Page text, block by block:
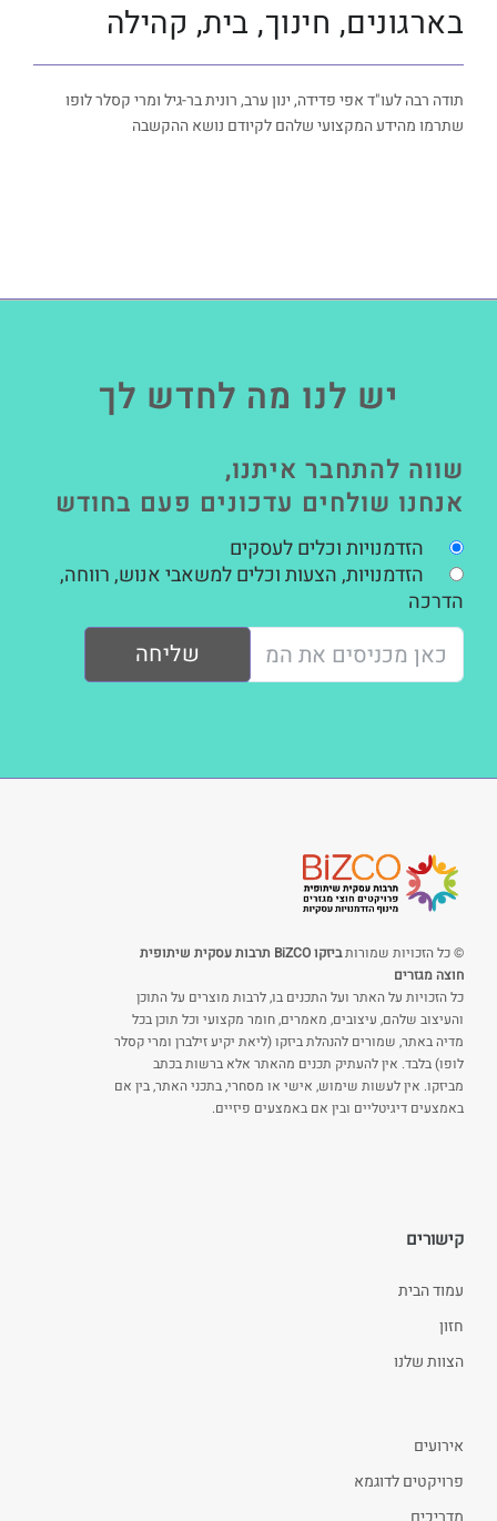
בארגונים, חינוך, בית, קהילה
תודה רבה לעו"ד אפי פדידה, ינון ערב, רונית בר-גיל ומרי קסלר לופו
שתרמו מהידע המקצועי שלהם לקיודם נושא ההקשבה
יש לנו מה לחדש לך
שווה להתחבר איתנו,
אנחנו שולחים עדכונים פעם בחודש
הזדמנויות וכלים לעסקים
הזדמנויות, הצעות וכלים למשאבי אנוש, רווחה,
הדרכה
שליחה
© כל הזכויות שמורות
ביזקו BiZCO תרבות עסקית שיתופית
חוצה מגזרים
כל הזכויות על האתר ועל התכנים בו, לרבות מוצרים על התוכן
והעיצוב שלהם, עיצובים, מאמרים, חומר מקצועי וכל תוכן בכל
מדיה באתר, שמורים להנהלת ביזקו (ליאת יקיע זילברן ומרי קסלר
לופו) בלבד. אין להעתיק תכנים מהאתר אלא ברשות בכתב
מביזקו. אין לעשות שימוש, אישי או מסחרי, בתכני האתר, בין אם
באמצעים דיגיטליים ובין אם באמצעים פיזיים.
קישורים
עמוד הבית
חזון
הצוות שלנו
אירועים
פרויקטים לדוגמא